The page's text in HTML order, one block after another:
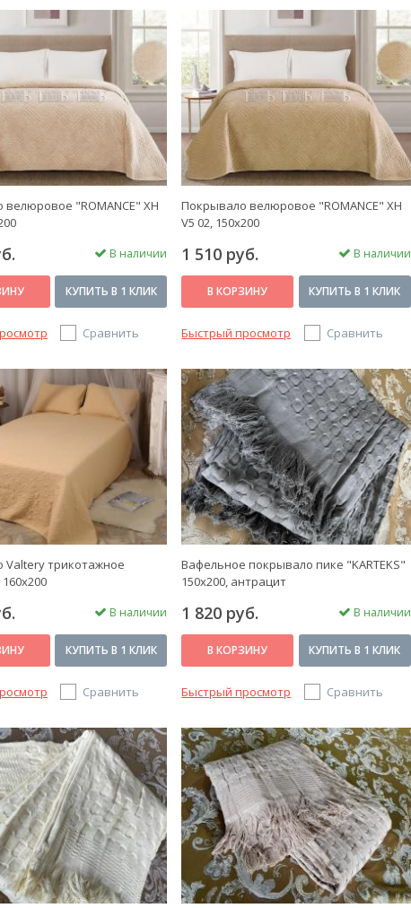
"ROMANCE" XH
В наличии
КУПИТЬ В 1 КЛИК
Сравнить
Покрывало велюровое "ROMANCE" XH
V5 02, 150х200
1 510 руб. В наличии
В КОРЗИНУ КУПИТЬ В 1 КЛИК
Быстрый просмотр Сравнить
Valtery трикотажное
В наличии
КУПИТЬ В 1 КЛИК
Сравнить
Вафельное покрывало пике "KARTEKS"
150х200, антрацит
1 820 руб. В наличии
В КОРЗИНУ КУПИТЬ В 1 КЛИК
Быстрый просмотр Сравнить